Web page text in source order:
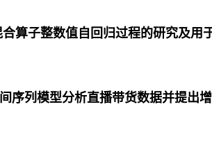
合算子整数值自回归过程的研究及
间序列模型分析直播带货数据并提出